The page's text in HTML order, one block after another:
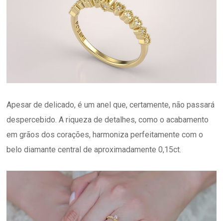
Apesar de delicado, é um anel que, certamente, não passará
despercebido. A riqueza de detalhes, como o acabamento
em grãos dos corações, harmoniza perfeitamente com o
belo diamante central de aproximadamente 0,15ct.